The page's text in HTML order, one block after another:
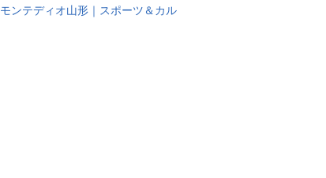
モンテディオ山形｜スポーツ＆カル